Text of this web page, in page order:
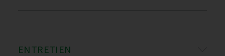
ENTRETIEN